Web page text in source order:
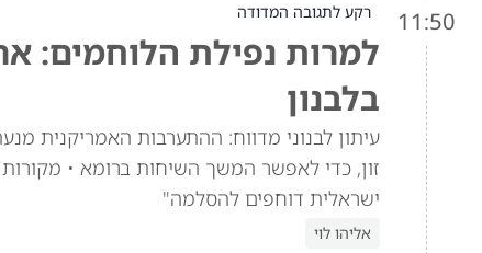
11:50 רקע לתגובה המדודה
למרות נפילת הלוחמים:
בלבנון
עיתון לבנוני מדווח: ההתערבות האמריקנית
זון, כדי לאפשר המשך השיחות ברומא •
ישראלית דוחפים להסלמה"
אליהו לוי